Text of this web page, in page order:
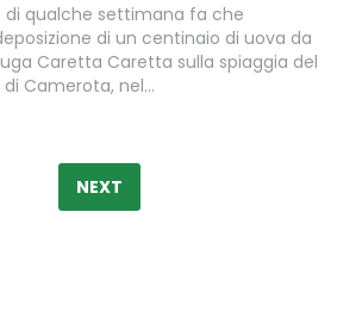
di qualche settimana fa che
di un centinaio di uova da
Caretta Caretta sulla spiaggia del
Camerota, nel…
NEXT